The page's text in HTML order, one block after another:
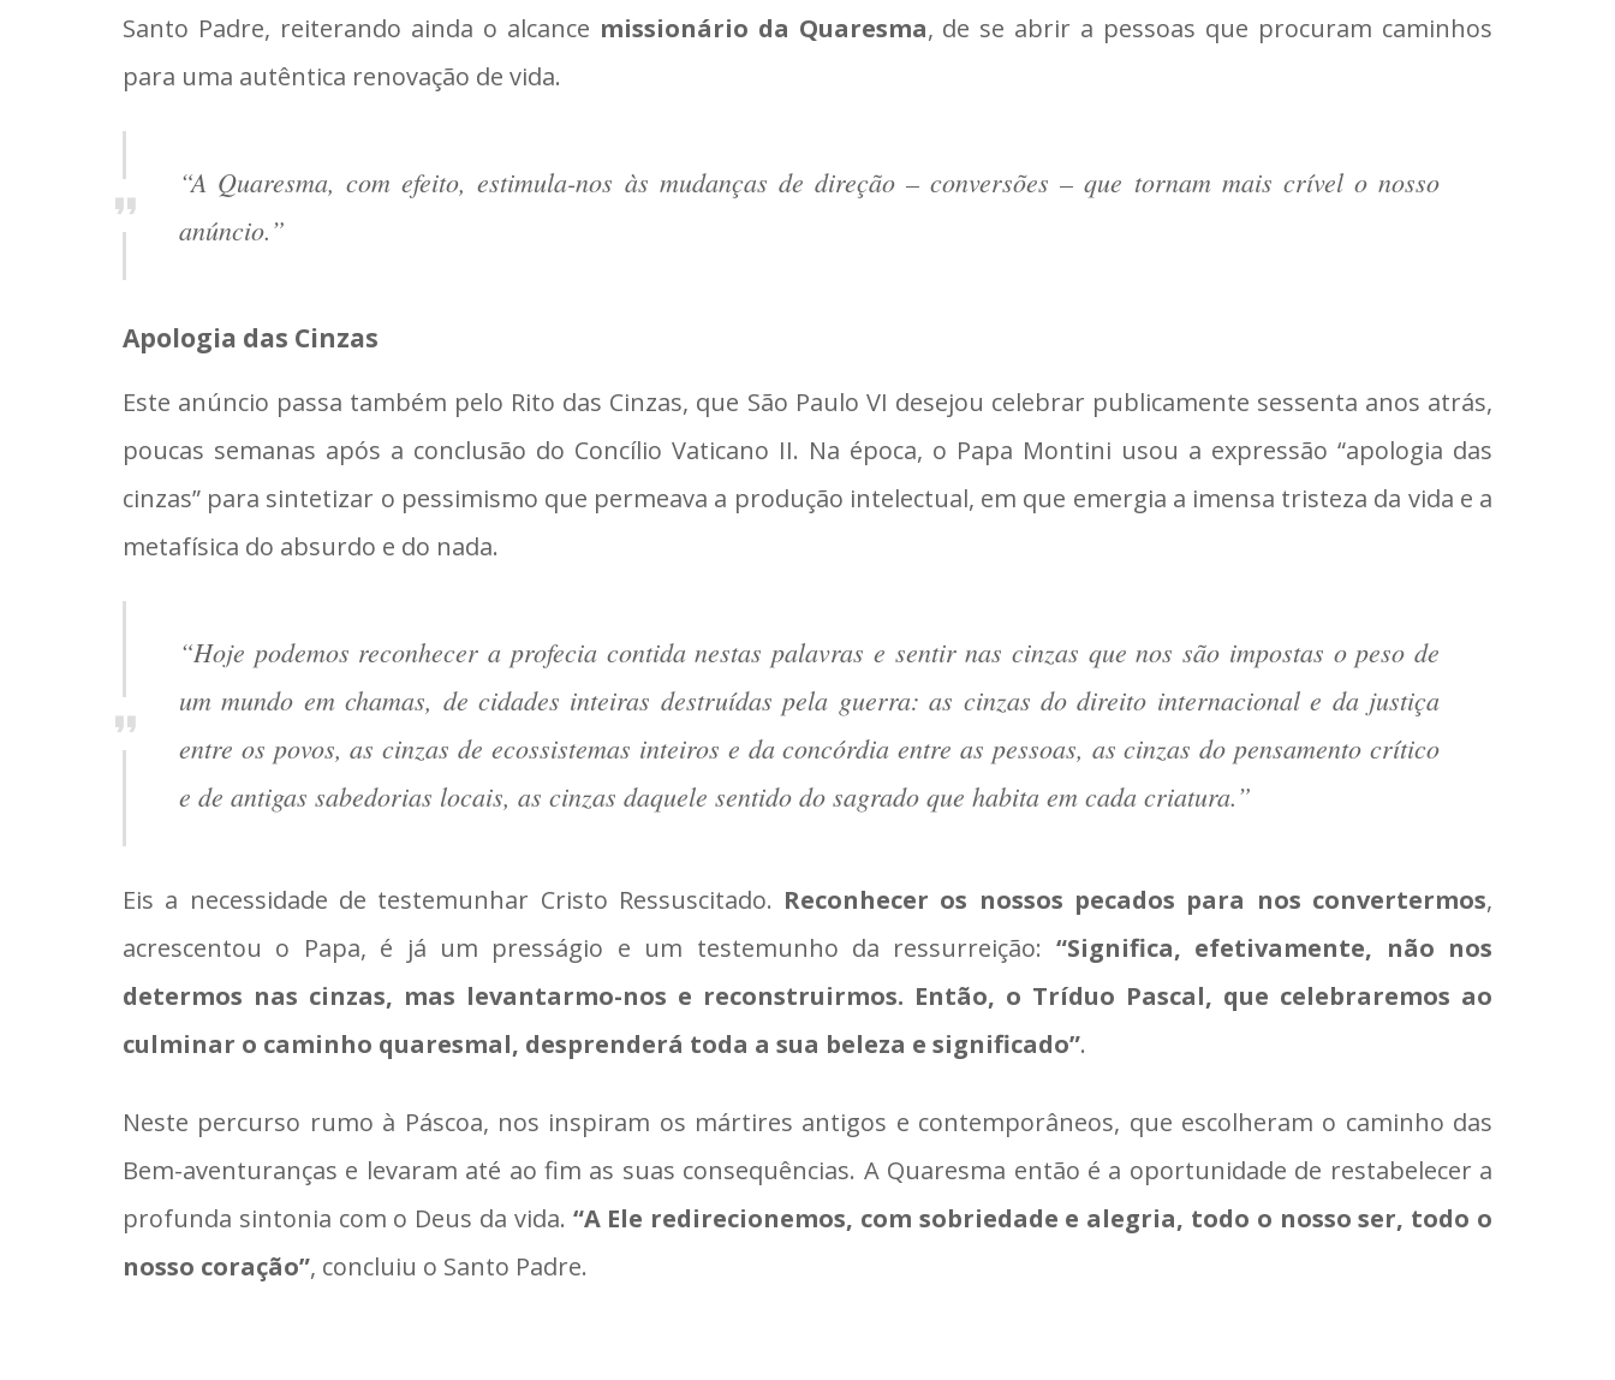
Santo Padre, reiterando ainda o alcance missionário da Quaresma, de se abrir a pessoas que procuram caminhos
para uma autêntica renovação de vida.
“A Quaresma, com efeito, estimula-nos às mudanças de direção – conversões – que tornam mais crível o nosso
anúncio.”
Apologia das Cinzas
Este anúncio passa também pelo Rito das Cinzas, que São Paulo VI desejou celebrar publicamente sessenta anos atrás,
poucas semanas após a conclusão do Concílio Vaticano II. Na época, o Papa Montini usou a expressão “apologia das
cinzas” para sintetizar o pessimismo que permeava a produção intelectual, em que emergia a imensa tristeza da vida e a
metafísica do absurdo e do nada.
“Hoje podemos reconhecer a profecia contida nestas palavras e sentir nas cinzas que nos são impostas o peso de
um mundo em chamas, de cidades inteiras destruídas pela guerra: as cinzas do direito internacional e da justiça
entre os povos, as cinzas de ecossistemas inteiros e da concórdia entre as pessoas, as cinzas do pensamento crítico
e de antigas sabedorias locais, as cinzas daquele sentido do sagrado que habita em cada criatura.”
Eis a necessidade de testemunhar Cristo Ressuscitado. Reconhecer os nossos pecados para nos convertermos,
acrescentou o Papa, é já um presságio e um testemunho da ressurreição: “Significa, efetivamente, não nos
determos nas cinzas, mas levantarmo-nos e reconstruirmos. Então, o Tríduo Pascal, que celebraremos ao
culminar o caminho quaresmal, desprenderá toda a sua beleza e significado”.
Neste percurso rumo à Páscoa, nos inspiram os mártires antigos e contemporâneos, que escolheram o caminho das
Bem-aventuranças e levaram até ao fim as suas consequências. A Quaresma então é a oportunidade de restabelecer a
profunda sintonia com o Deus da vida. “A Ele redirecionemos, com sobriedade e alegria, todo o nosso ser, todo o
nosso coração”, concluiu o Santo Padre.